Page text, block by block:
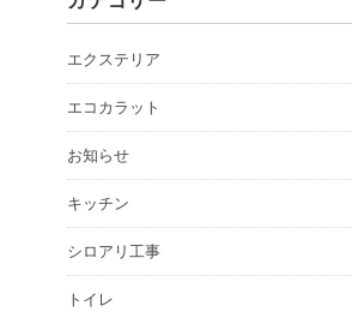
エクステリア
エコカラット
お知らせ
キッチン
シロアリ工事
トイレ